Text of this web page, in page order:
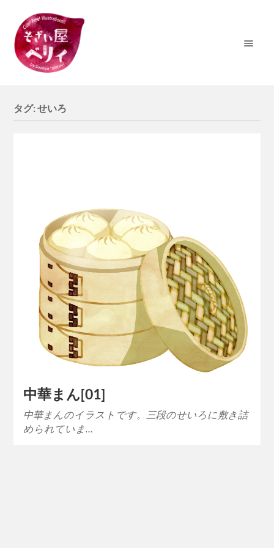
タグ:せいろ
中華まん[01]
中華まんのイラストです。三段のせいろに敷き詰
められていま…